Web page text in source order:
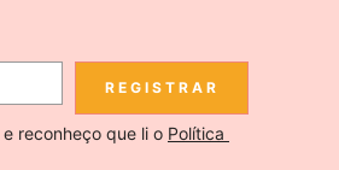
REGISTRAR
e reconheço que li o Política